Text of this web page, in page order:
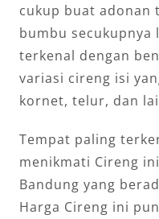
cukup buat adonan
bumbu secukupnya
terkenal dengan
variasi cireng isi
kornet, telur, dan
Tempat paling
menikmati Cireng
Bandung yang
Harga Cireng ini